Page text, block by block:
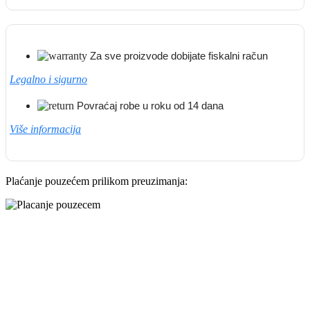
Za sve proizvode dobijate fiskalni račun
Legalno i sigurno
Povraćaj robe u roku od 14 dana
Više informacija
Plaćanje pouzećem prilikom preuzimanja: